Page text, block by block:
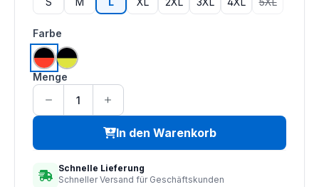
(Diese
Farbe
hi vis orange | schwarz
hi vis saturn gelb | schwarz
Menge
In den Warenkorb
Schnelle Lieferung
Schneller Versand für Geschäftskunden